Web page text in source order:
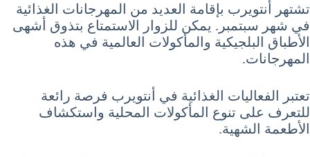
تشتهر أنتويرب بإقامة العديد من المهرجانات الغذائية
في شهر سبتمبر. يمكن للزوار الاستمتاع بتذوق أشهى
الأطباق البلجيكية والمأكولات العالمية في هذه
المهرجانات.
تعتبر الفعاليات الغذائية في أنتويرب فرصة رائعة
للتعرف على تنوع المأكولات المحلية واستكشاف
الأطعمة الشهية.